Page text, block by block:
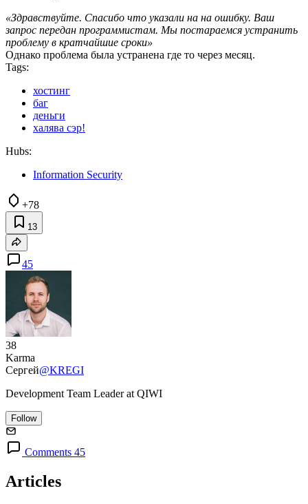
«Здравствуйте. Спасибо что указали на на ошибку. Ваш
запрос передан программистам. Мы постараемся устранить
проблему в кратчайшие сроки»
Однако проблема была устранена где то через месяц.
Tags:
хостинг
баг
деньги
халява сэр!
Hubs:
Information Security
+78
13
45
38
Karma
Сергей@KREGI
Development Team Leader at QIWI
Follow
Comments 45
Articles